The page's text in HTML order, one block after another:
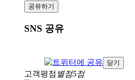
공유하기
SNS 공유
닫기
고객평점 별점5점